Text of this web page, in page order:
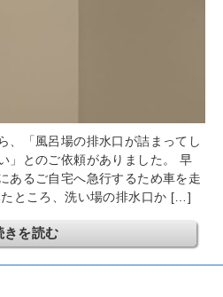
、「風呂場の排水口が詰まってし
」とのご依頼がありました。 早
あるご自宅へ急行するため車を走
ところ、洗い場の排水口か […]
きを読む